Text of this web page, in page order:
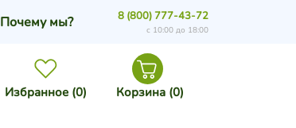
Избранное (0) Корзина (0)
Почему мы? 8 (800) 777-43-72
с 10:00 до 18:00